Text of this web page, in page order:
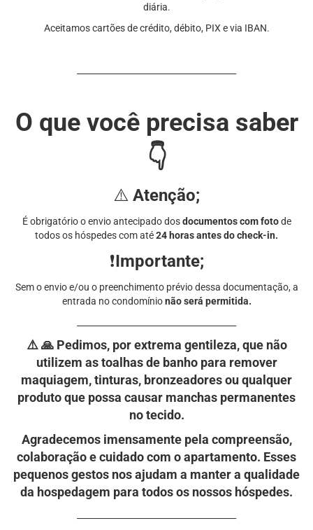
diária.
Aceitamos cartões de crédito, débito, PIX e via IBAN.
O que você precisa saber
👇
⚠️ Atenção;
É obrigatório o envio antecipado dosdocumentos com fotode
todos os hóspedes com até24 horas antes do check-in.
❗Importante;
Sem o envio e/ou o preenchimento prévio dessa documentação, a
entrada no condomínionão será permitida.
⚠️ 🙏 Pedimos, por extrema gentileza, que não
utilizem as toalhas de banho para remover
maquiagem, tinturas, bronzeadores ou qualquer
produto que possa causar manchas permanentes
no tecido.
Agradecemos imensamente pela compreensão,
colaboração e cuidado com o apartamento. Esses
pequenos gestos nos ajudam a manter a qualidade
da hospedagem para todos os nossos hóspedes.⁠